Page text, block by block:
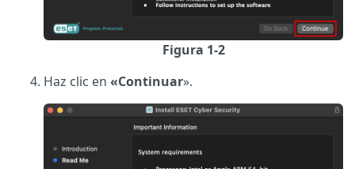
Figura 1-2
Haz clic en «Continuar».